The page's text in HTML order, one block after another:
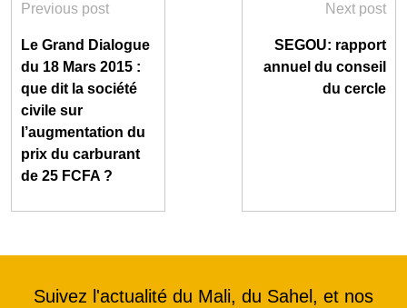
Previous post
Le Grand Dialogue
du 18 Mars 2015 :
que dit la société
civile sur
l’augmentation du
prix du carburant
de 25 FCFA ?
Next post
SEGOU: rapport
annuel du conseil
du cercle
Suivez l'actualité du Mali, du Sahel, et nos